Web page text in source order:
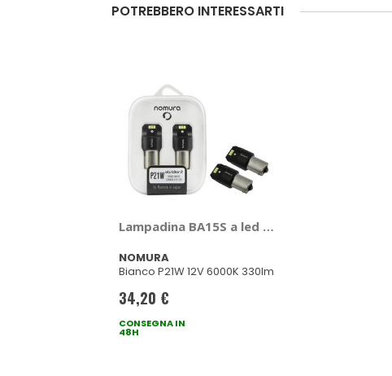
POTREBBERO INTERESSARTI
Lampadina BA15S a led Obsidian - NOMURA
NOMURA
Bianco P21W 12V 6000K 330lm
34,20 €
CONSEGNA IN
48H